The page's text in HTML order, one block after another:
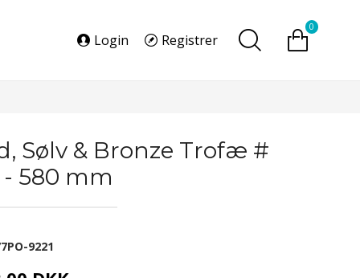
Login Registrer
0
Sølv & Bronze Trofæ #
580 mm
9221